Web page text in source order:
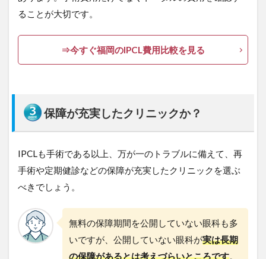
近
ニ
ッ
ク
岡
院
5
進
会
眼
科
ることが大切です。
⇒今すぐ福岡のIPCL費用比較を見る
保障が充実したクリニックか？
IPCLも手術である以上、万が一のトラブルに備えて、再
手術や定期健診などの保障が充実したクリニックを選ぶ
べきでしょう。
無料の保障期間を公開していない眼科も多
いですが、公開していない眼科が実は長期
の保障があるとは考えづらいところです。